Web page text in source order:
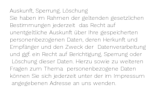
Auskunft, Sperrung, Löschung
Sie haben im Rahmen der geltenden gesetzlichen
Bestimmungen jederzeit das Recht auf
unentgeltliche Auskunft über Ihre gespeicherten
personenbezogenen Daten, deren Herkunft und
Empfänger und den Zweck der Datenverarbeitung
und ggf. ein Recht auf Berichtigung, Sperrung oder
Löschung dieser Daten. Hierzu sowie zu weiteren
Fragen zum Thema personenbezogene Daten
können Sie sich jederzeit unter der im Impressum
angegebenen Adresse an uns wenden.